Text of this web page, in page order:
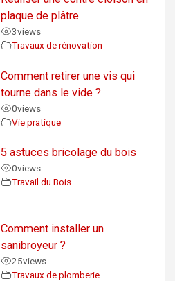
plaque de plâtre
3views
Travaux de rénovation
Comment retirer une vis qui
tourne dans le vide ?
0views
Vie pratique
5 astuces bricolage du bois
0views
Travail du Bois
Comment installer un
sanibroyeur ?
25views
Travaux de plomberie